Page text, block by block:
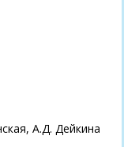
А.Д. Дейкина